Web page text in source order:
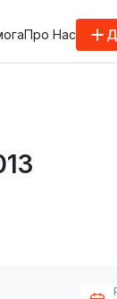
Про Нас